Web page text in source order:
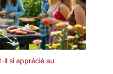
il si apprécié au